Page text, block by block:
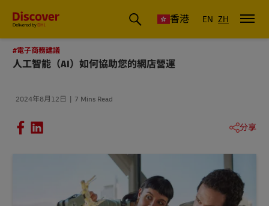
香港 EN ZH
#電子商務建議
人工智能（AI）如何協助您的網店營運
2024年8月12日 7 Mins Read
分享